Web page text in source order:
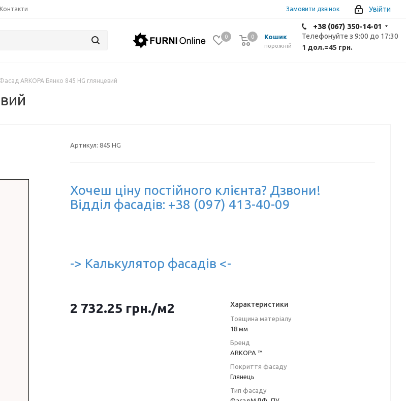
Контакти Увійти
Замовити дзвінок
+38 (067) 350-14-01
Телефонуйте з 9:00 до 17:30
1 дол.=45 грн.
0 Кошик
0
порожній
0
Фасад ARKOPA Бянко 845 HG глянцевий
Артикул: 845 HG
Хочеш ціну постійного клієнта? Дзвони!
Відділ фасадів: +38 (097) 413-40-09
-> Калькулятор фасадів <-
2 732.25 грн./м2 Характеристики
Товщина матеріалу
18 мм
Бренд
ARKOPA ™
Покриття фасаду
Глянець
Тип фасаду